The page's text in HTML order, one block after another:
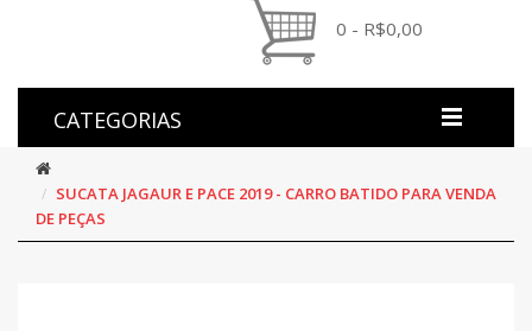
0 - R$0,00
CATEGORIAS
SUCATA JAGAUR E PACE 2019 - CARRO BATIDO PARA VENDA
DE PEÇAS